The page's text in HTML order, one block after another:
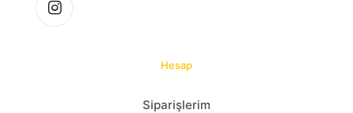
Hesap
Siparişlerim